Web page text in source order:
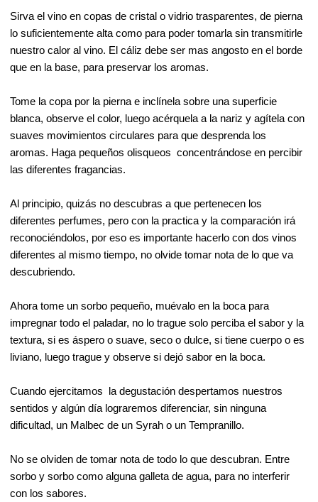
Sirva el vino en copas de cristal o vidrio trasparentes, de pierna
lo suficientemente alta como para poder tomarla sin transmitirle
nuestro calor al vino. El cáliz debe ser mas angosto en el borde
que en la base, para preservar los aromas.
Tome la copa por la pierna e inclínela sobre una superficie
blanca, observe el color, luego acérquela a la nariz y agítela con
suaves movimientos circulares para que desprenda los
aromas. Haga pequeños olisqueos concentrándose en percibir
las diferentes fragancias.
Al principio, quizás no descubras a que pertenecen los
diferentes perfumes, pero con la practica y la comparación irá
reconociéndolos, por eso es importante hacerlo con dos vinos
diferentes al mismo tiempo, no olvide tomar nota de lo que va
descubriendo.
Ahora tome un sorbo pequeño, muévalo en la boca para
impregnar todo el paladar, no lo trague solo perciba el sabor y la
textura, si es áspero o suave, seco o dulce, si tiene cuerpo o es
liviano, luego trague y observe si dejó sabor en la boca.
Cuando ejercitamos la degustación despertamos nuestros
sentidos y algún día lograremos diferenciar, sin ninguna
dificultad, un Malbec de un Syrah o un Tempranillo.
No se olviden de tomar nota de todo lo que descubran. Entre
sorbo y sorbo como alguna galleta de agua, para no interferir
con los sabores.